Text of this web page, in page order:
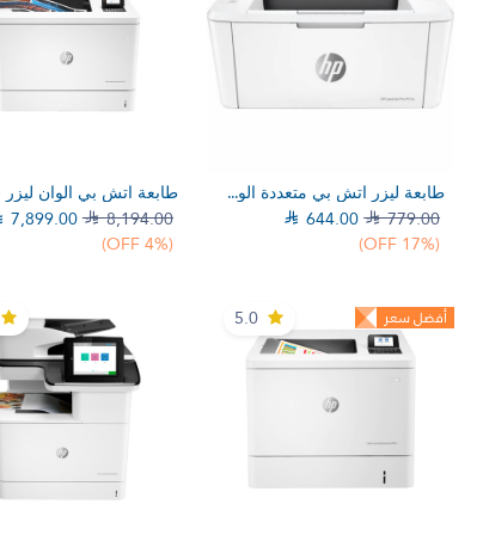
إضف إلي عربة التسوق طابعة ليزر اتش بي متعددة الوظائف للمكاتب الصغيرة ابيض M141w
644.00779.00
(17% OFF)
إضف إلي عربة
7,899.008,194.00
(4% OFF)
أفضل سعر 5.0